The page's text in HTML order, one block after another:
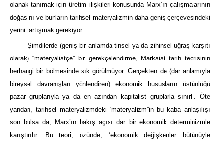
olanak tanımak için üretim ilişkileri konusunda Marx’ın çalışmalarının
doğasını ve bunların tarihsel materyalizmin daha geniş çerçevesindeki
yerini tartışmak gerekiyor.
Şimdilerde (geniş bir anlamda tinsel ya da zihinsel uğraş karşıtı
olarak) “materyalistçe” bir gerekçelendirme, Marksist tarih teorisinin
herhangi bir bölmesinde sık görülmüyor. Gerçekten de (dar anlamıyla
bireysel davranışları yönlendiren) ekonomik hususların üstünlüğü
pazar gruplarıyla ya da en azından kapitalist gruplarla sınırlı. Öte
yandan, tarihsel materyalizmdeki “materyalizm”in bu kaba anlaşılışı
son bulsa da, Marx’ın bakış açısı dar bir ekonomik determinizmle
karıştırılır. Bu teori, özünde, “ekonomik değişkenler bütünüyle